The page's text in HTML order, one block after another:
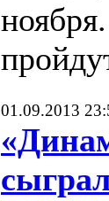
01.09.2013